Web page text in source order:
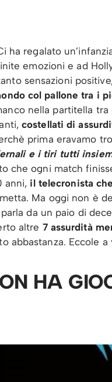
ha regalato
emozioni e ad
sensazioni
col pallone tra i
nella partitella tra
costellati di
prima eravamo
e i tiri tutti
che ogni match
anni, il telecronista
Ma oggi non è
da un paio di
altre 7 assurdità
abbastanza. Eccole a
HA